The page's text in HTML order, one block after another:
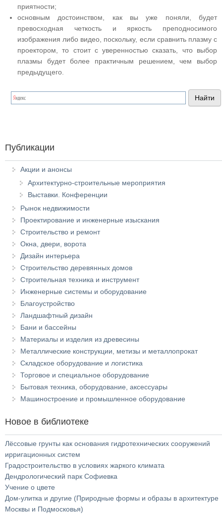
приятности;
основным достоинством, как вы уже поняли, будет
превосходная четкость и яркость преподносимого
изображения либо видео, поскольку, если сравнить плазму с
проектором, то стоит с уверенностью сказать, что выбор
плазмы будет более практичным решением, чем выбор
предыдущего.
Публикации
Акции и анонсы
Архитектурно-строительные мероприятия
Выставки. Конференции
Рынок недвижимости
Проектирование и инженерные изыскания
Строительство и ремонт
Окна, двери, ворота
Дизайн интерьера
Строительство деревянных домов
Строительная техника и инструмент
Инженерные системы и оборудование
Благоустройство
Ландшафтный дизайн
Бани и бассейны
Материалы и изделия из древесины
Металлические конструкции, метизы и металлопрокат
Складское оборудование и логистика
Торговое и специальное оборудование
Бытовая техника, оборудование, аксессуары
Машиностроение и промышленное оборудование
Новое в библиотеке
Лёссовые грунты как основания гидротехнических сооружений
ирригационных систем
Градостроительство в условиях жаркого климата
Дендрологический парк Софиевка
Учение о цвете
Дом-улитка и другие (Природные формы и образы в архитектуре
Москвы и Подмосковья)